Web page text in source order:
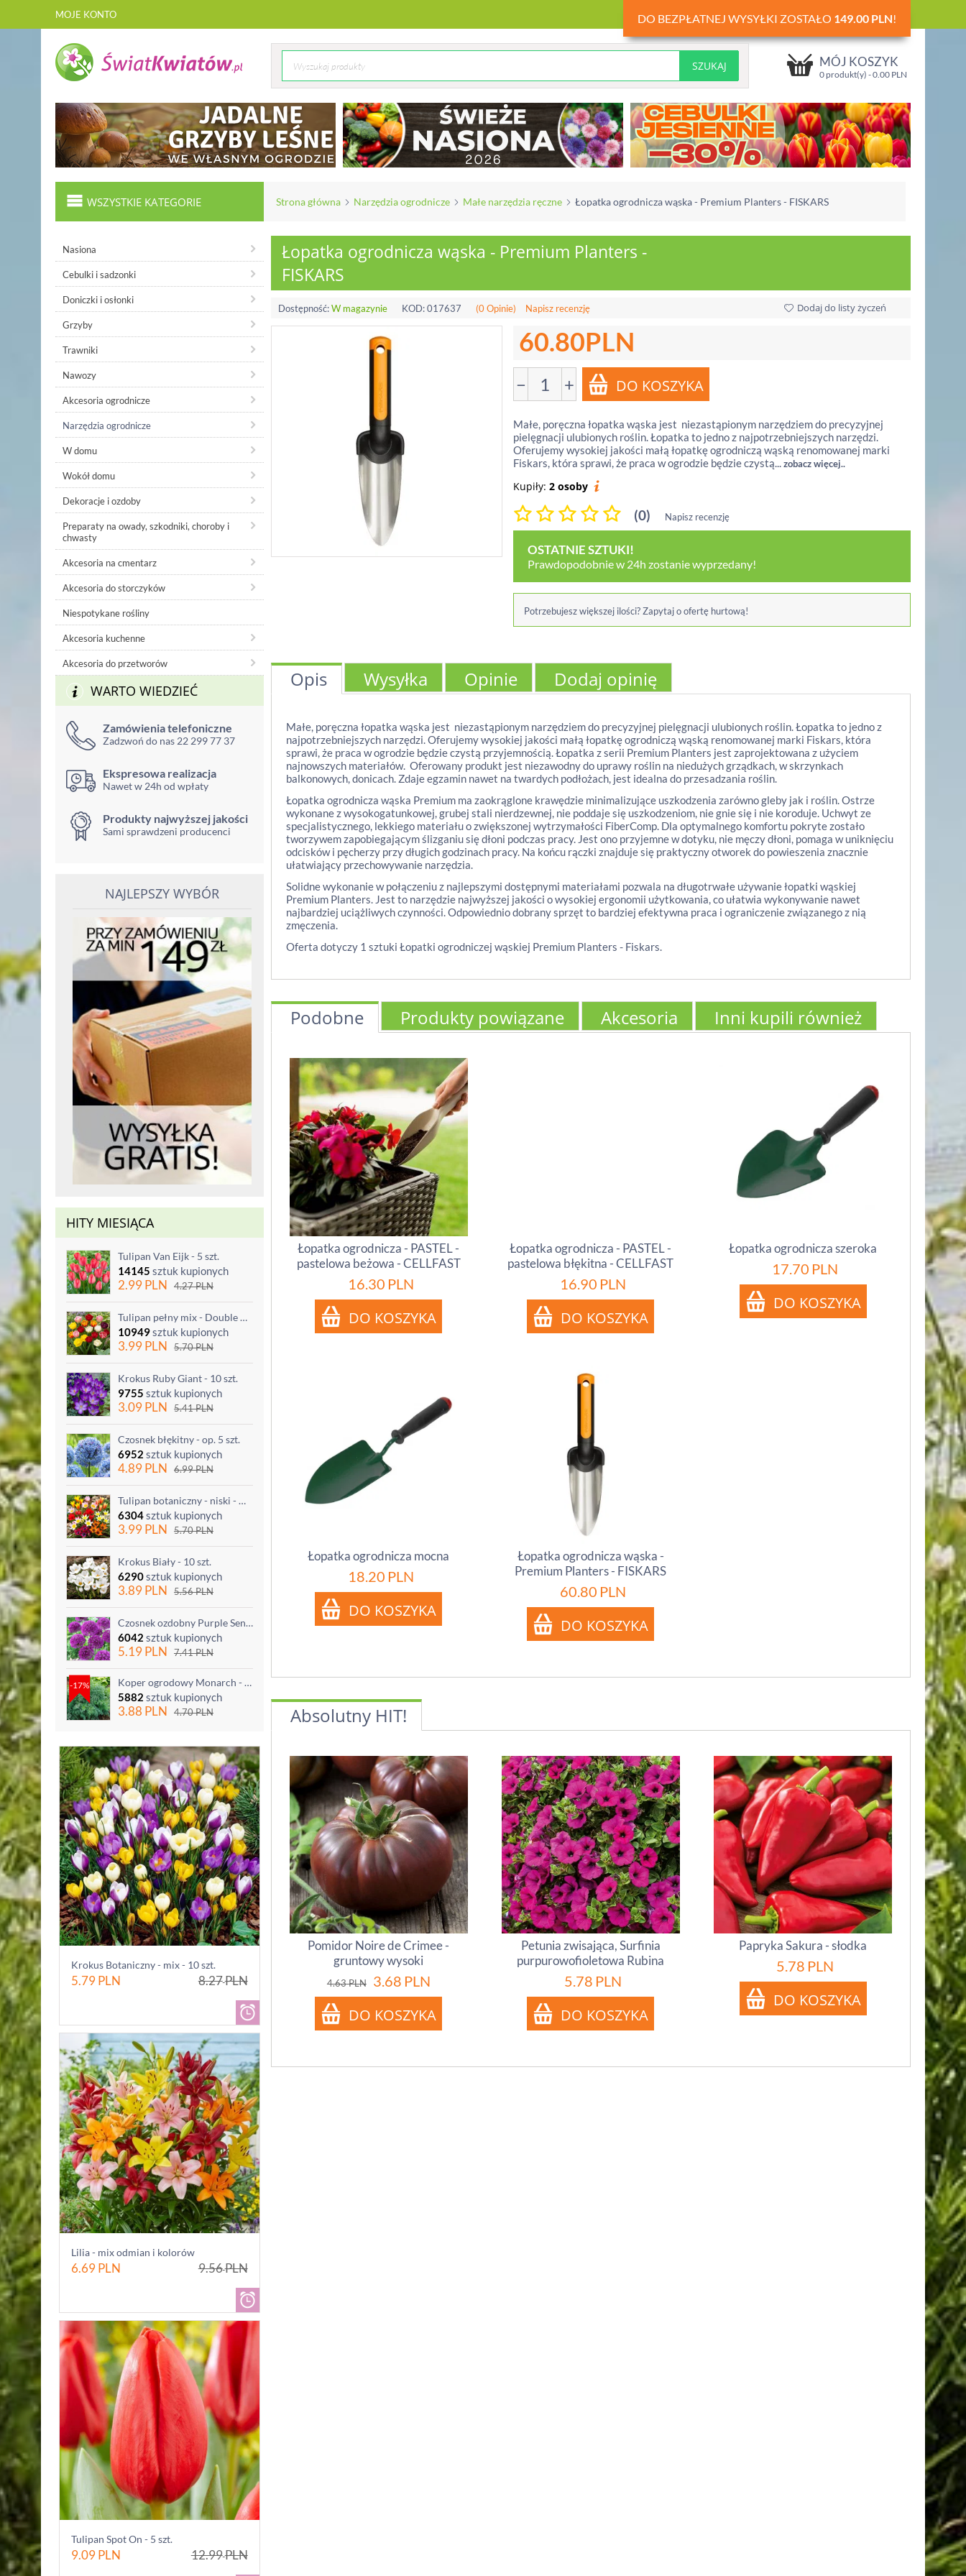
MOJE KONTO DO BEZPŁATNEJ WYSYŁKI ZOSTAŁO 149.00 PLN!
MÓJ KOSZYK
0 produkt(y) -0.00 PLN
WSZYSTKIE KATEGORIE Strona główna Narzędzia ogrodnicze Małe narzędzia ręczne Łopatka ogrodnicza wąska - Premium Planters - FISKARS
Nasiona
Cebulki i sadzonki
Doniczki i osłonki
Grzyby
Trawniki
Nawozy
Akcesoria ogrodnicze
Narzędzia ogrodnicze
W domu
Wokół domu
Dekoracje i ozdoby
Preparaty na owady, szkodniki, choroby i
chwasty
Akcesoria na cmentarz
Akcesoria do storczyków
Niespotykane rośliny
Akcesoria kuchenne
Akcesoria do przetworów
WARTO WIEDZIEĆ
Zamówienia telefoniczne
Zadzwoń do nas 22 299 77 37
Ekspresowa realizacja
Nawet w 24h od wpłaty
Produkty najwyższej jakości
Sami sprawdzeni producenci
NAJLEPSZY WYBÓR
HITY MIESIĄCA
Tulipan Van Eijk - 5 szt.
14145 sztuk kupionych
2.99PLN 4.27PLN
Tulipan pełny mix - Double mix - 5 szt.
10949sztuk kupionych
3.99PLN 5.70PLN
Krokus Ruby Giant - 10 szt.
9755 sztuk kupionych
3.09PLN 5.41PLN
Czosnek błękitny - op. 5 szt.
6952 sztuk kupionych
4.89PLN 6.99PLN
Tulipan botaniczny - niski - mix kolorów - 5 szt.
6304sztuk kupionych
3.99PLN 5.70PLN
Krokus Biały - 10 szt.
6290sztuk kupionych
3.89PLN 5.56PLN
Czosnek ozdobny Purple Sensation - op. 3 szt.
6042 sztuk kupionych
5.19PLN 7.41PLN
-17% Koper ogrodowy Monarch - po ścięciu odrasta
5882 sztuk kupionych
3.88 PLN 4.70PLN
Krokus Botaniczny - mix - 10 szt.
5.79PLN 8.27PLN
Lilia - mix odmian i kolorów
6.69PLN 9.56PLN
Tulipan Spot On - 5 szt.
9.09PLN 12.99PLN
Łopatka ogrodnicza wąska - Premium Planters -
FISKARS
Dostępność:W magazynie KOD:017637 (0 Opinie) Napisz recenzję Dodaj do listy życzeń
60.80PLN
− +
Małe, poręczna łopatka wąska jest niezastąpionym narzędziem do precyzyjnej
pielęgnacji ulubionych roślin. Łopatka to jedno z najpotrzebniejszych narzędzi.
Oferujemy wysokiej jakości małą łopatkę ogrodniczą wąską renomowanej marki
Fiskars, która sprawi, że praca w ogrodzie będzie czystą...zobacz więcej..
Kupiły: 2 osoby
(0) Napisz recenzję
OSTATNIE SZTUKI!
Prawdopodobnie w 24h zostanie wyprzedany!
Potrzebujesz większej ilości? Zapytaj o ofertę hurtową!
Opis Wysyłka Opinie Dodaj opinię
Małe, poręczna łopatka wąska jest niezastąpionym narzędziem do precyzyjnej pielęgnacji ulubionych roślin. Łopatka to jedno z
najpotrzebniejszych narzędzi. Oferujemy wysokiej jakości małą łopatkę ogrodniczą wąską renomowanej marki Fiskars, która
sprawi, że praca w ogrodzie będzie czystą przyjemnością. Łopatka z serii Premium Planters jest zaprojektowana z użyciem
najnowszych materiałów. Oferowany produkt jest niezawodny do uprawy roślin na niedużych grządkach, w skrzynkach
balkonowych, donicach. Zdaje egzamin nawet na twardych podłożach, jest idealna do przesadzania roślin.
Łopatka ogrodnicza wąska Premium ma zaokrąglone krawędzie minimalizujące uszkodzenia zarówno gleby jak i roślin. Ostrze
wykonane z wysokogatunkowej, grubej stali nierdzewnej, nie poddaje się uszkodzeniom, nie gnie się i nie koroduje. Uchwyt ze
specjalistycznego, lekkiego materiału o zwiększonej wytrzymałości FiberComp. Dla optymalnego komfortu pokryte zostało
tworzywem zapobiegającym ślizganiu się dłoni podczas pracy. Jest ono przyjemne w dotyku, nie męczy dłoni, pomaga w uniknięciu
odcisków i pęcherzy przy długich godzinach pracy. Na końcu rączki znajduje się praktyczny otworek do powieszenia znacznie
ułatwiający przechowywanie narzędzia.
Solidne wykonanie w połączeniu z najlepszymi dostępnymi materiałami pozwala na długotrwałe używanie łopatki wąskiej
Premium Planters. Jest to narzędzie najwyższej jakości o wysokiej ergonomii użytkowania, co ułatwia wykonywanie nawet
najbardziej uciążliwych czynności. Odpowiednio dobrany sprzęt to bardziej efektywna praca i ograniczenie związanego z nią
zmęczenia.
Oferta dotyczy 1 sztuki Łopatki ogrodniczej wąskiej Premium Planters - Fiskars.
Podobne Produkty powiązane Akcesoria Inni kupili również
Łopatka ogrodnicza - PASTEL -
pastelowa beżowa - CELLFAST
16.30 PLN
Łopatka ogrodnicza - PASTEL -
pastelowa błękitna - CELLFAST
16.90 PLN
Łopatka ogrodnicza szeroka
17.70 PLN
Łopatka ogrodnicza mocna
18.20 PLN
Łopatka ogrodnicza wąska -
Premium Planters - FISKARS
60.80 PLN
Absolutny HIT!
Pomidor Noire de Crimee -
gruntowy wysoki
4.63PLN 3.68 PLN
Petunia zwisająca, Surfinia
purpurowofioletowa Rubina
5.78 PLN
Papryka Sakura - słodka
5.78 PLN